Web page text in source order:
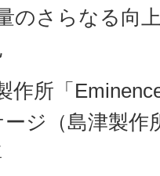
のさらなる向
作所「
ジ（島津製作